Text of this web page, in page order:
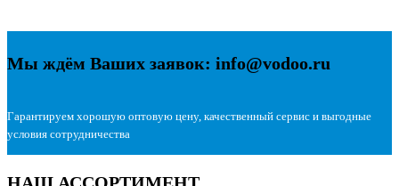
Мы ждём Ваших заявок: info@vodoo.ru
Гарантируем хорошую оптовую цену, качественный сервис и выгодные
условия сотрудничества